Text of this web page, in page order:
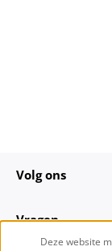
Volg ons
Vragen
Deze website